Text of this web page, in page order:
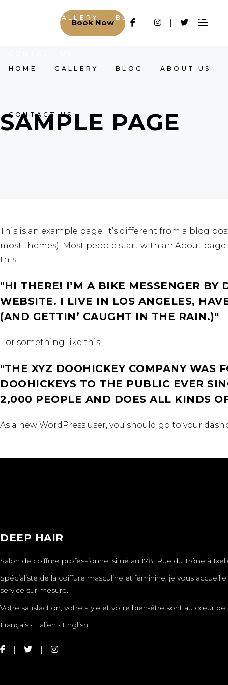
HOME GALLERY BLOG ABOUT US
CONTACT US
Book Now
GALLERY BLOG ABOUT US
SAMPLE PAGE
This is an example page. It’s different from a blog
most themes). Most people start with an About
this:
HI THERE! I’M A BIKE MESSENGER
WEBSITE. I LIVE IN LOS ANGELES,
(AND GETTIN’ CAUGHT IN THE RAIN.)
…or something like this:
THE XYZ DOOHICKEY COMPANY WAS
DOOHICKEYS TO THE PUBLIC EVER
2,000 PEOPLE AND DOES ALL KINDS
As a new WordPress user, you should go to your
DEEP HAIR
Salon de coiffure professionnel situé au 178, Rue du Trône à
Spécialiste de la coiffure masculine et féminine, je vous
service sur mesure.
Votre satisfaction, votre style et votre bien-être sont au cœur
Français • Italien • English